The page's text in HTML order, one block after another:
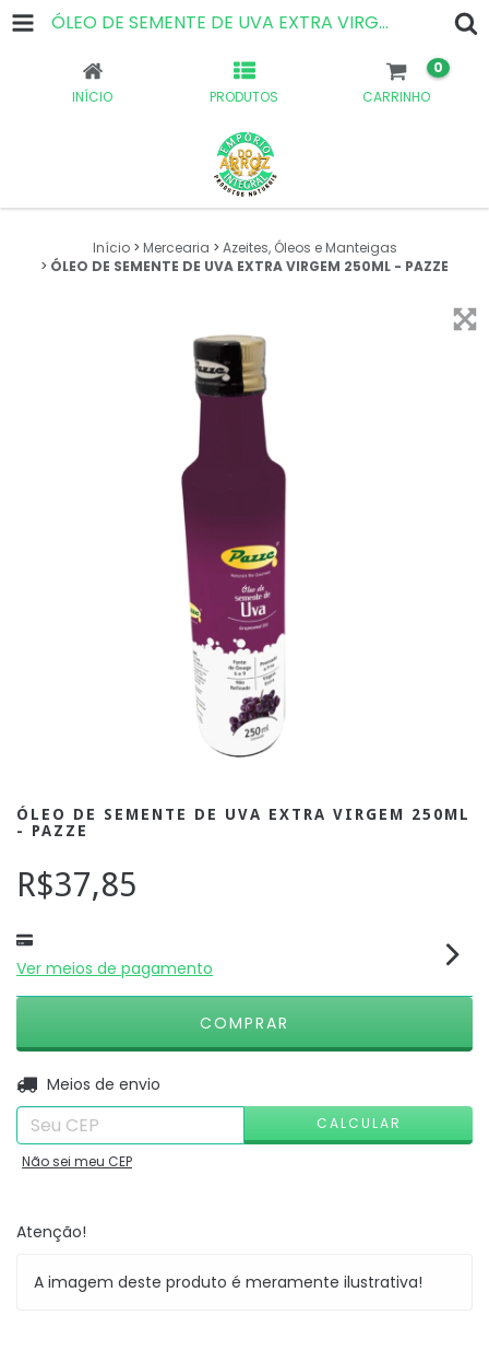
ÓLEO DE SEMENTE DE UVA EXTRA VIRGEM 250ML - PAZZE
INÍCIO PRODUTOS CARRINHO
0
Início > Mercearia > Azeites, Óleos e Manteigas
> ÓLEO DE SEMENTE DE UVA EXTRA VIRGEM 250ML - PAZZE
ÓLEO DE SEMENTE DE UVA EXTRA VIRGEM 250ML
- PAZZE
R$37,85
Ver meios de pagamento
Entregas para o CEP:
Meios de envio
CALCULAR
Não sei meu CEP
Atenção!
A imagem deste produto é meramente ilustrativa!